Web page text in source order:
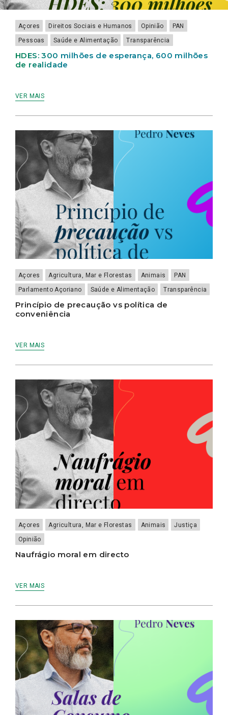
Açores Direitos Sociais e Humanos Opinião
PAN
Pessoas
Saúde e Alimentação Transparência
HDES: 300 milhões de esperança, 600 milhões
de realidade
VER MAIS
Açores Agricultura, Mar e Florestas Animais
PAN
Parlamento Açoriano
Saúde e Alimentação Transparência
Princípio de precaução vs política de
conveniência
VER MAIS
Açores Agricultura, Mar e Florestas Animais
Justiça
Opinião
Naufrágio moral em directo
VER MAIS